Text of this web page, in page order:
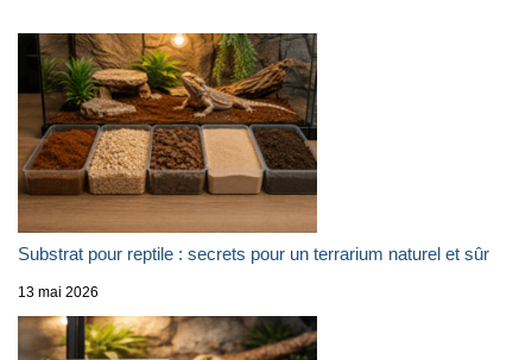
Substrat pour reptile : secrets pour un terrarium naturel et sûr
13 mai 2026